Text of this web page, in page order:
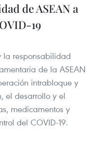
de ASEAN a
19
responsabilidad
de la ASEAN
intrabloque y
el desarrollo y el
medicamentos y
del COVID-19.